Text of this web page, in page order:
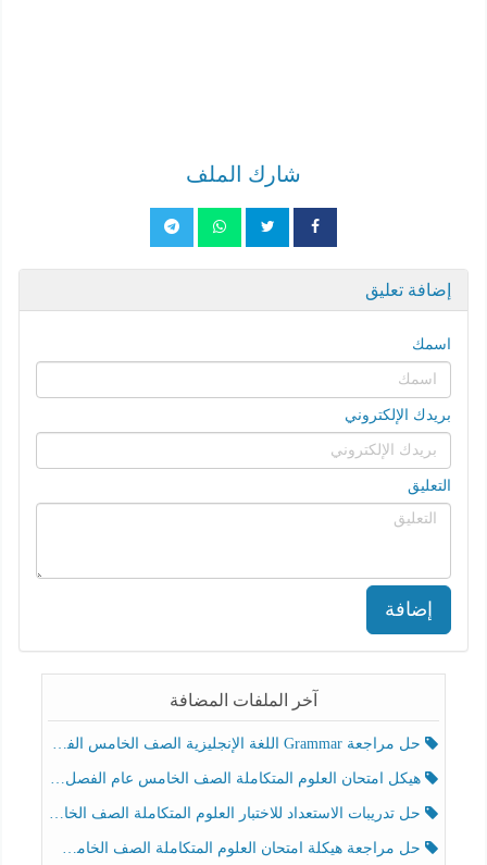
شارك الملف
إضافة تعليق
اسمك
بريدك الإلكتروني
التعليق
إضافة
آخر الملفات المضافة
حل مراجعة Grammar اللغة الإنجليزية الصف الخامس الفصل الثالث
هيكل امتحان العلوم المتكاملة الصف الخامس عام الفصل الدراسي الثالث 2025-2026
حل تدريبات الاستعداد للاختبار العلوم المتكاملة الصف الخامس عام الفصل الثالث
حل مراجعة هيكلة امتحان العلوم المتكاملة الصف الخامس انسبير الفصل الثالث